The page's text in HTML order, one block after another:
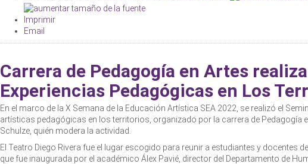
Imprimir
Email
Carrera de Pedagogía en Artes
Experiencias Pedagógicas en Los
En el marco de la X Semana de la Educación Artística SEA 2022, se realizó el
artísticas pedagógicas en los territorios, organizado por la carrera de Pedagogía
Schulze, quién modera la actividad.
El Teatro Diego Rivera fue el lugar escogido para reunir a estudiantes y docentes
que fue inaugurada por el académico Álex Pavié, director del Departamento de